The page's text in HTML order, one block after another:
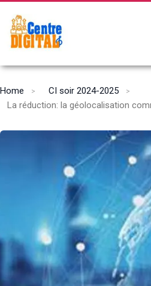
Home
CI soir 2024-2025